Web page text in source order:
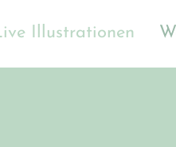
Illustrationen